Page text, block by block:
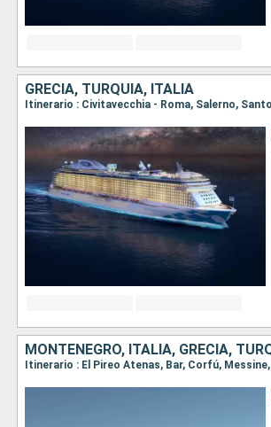
GRECIA, TURQUÍA, ITALIA
Itinerario : Civitavecchia - Roma, Salerno,
MONTENEGRO, ITALIA, GRECIA,
Itinerario : El Pireo Atenas, Bar, Corfú,